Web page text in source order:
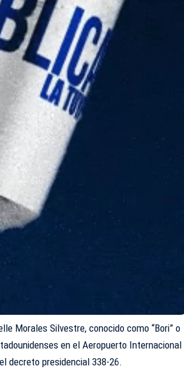
Morales Silvestre, conocido como “Bori” o
en el Aeropuerto Internacional
decreto presidencial 338-26.